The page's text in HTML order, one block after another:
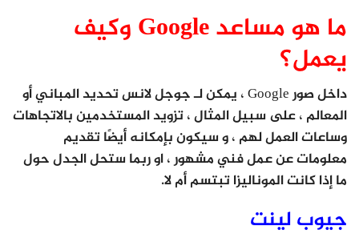
ما هو مساعد Google وكيف
يعمل؟
داخل صور Google ، يمكن لـ جوجل لانس تحديد المباني أو
المعالم ، على سبيل المثال ، تزويد المستخدمين بالاتجاهات
وساعات العمل لهم ، و سيكون بإمكانه أيضًا تقديم
معلومات عن عمل فني مشهور ، او ربما ستحل الجدل حول
ما إذا كانت الموناليزا تبتسم أم لا.
جيوب لينت